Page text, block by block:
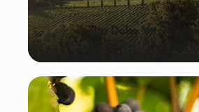
La Dolce Vita: Italien